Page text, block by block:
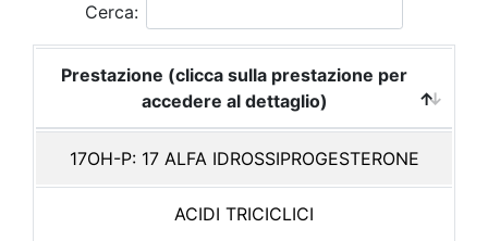
Cerca:
Prestazione (clicca sulla prestazione per
accedere al dettaglio)
17OH-P: 17 ALFA IDROSSIPROGESTERONE
ACIDI TRICICLICI